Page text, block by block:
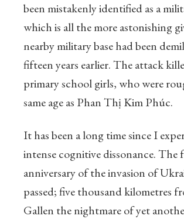
been mistakenly identified as a
which is all the more astonishing
nearby military base had been
fifteen years earlier. The attack
primary school girls, who were
same age as Phan Thị Kim Phúc.
It has been a long time since I
intense cognitive dissonance. The
anniversary of the invasion of
passed; five thousand kilometres
Gallen the nightmare of yet